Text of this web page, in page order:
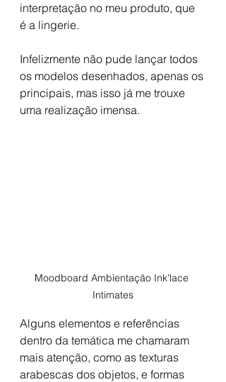
interpretação no meu produto, que
é a lingerie.
Infelizmente não pude lançar todos
os modelos desenhados, apenas os
principais, mas isso já me trouxe
uma realização imensa.
Moodboard Ambientação Ink'lace
Intimates
Alguns elementos e referências
dentro da temática me chamaram
mais atenção, como as texturas
arabescas dos objetos, e formas